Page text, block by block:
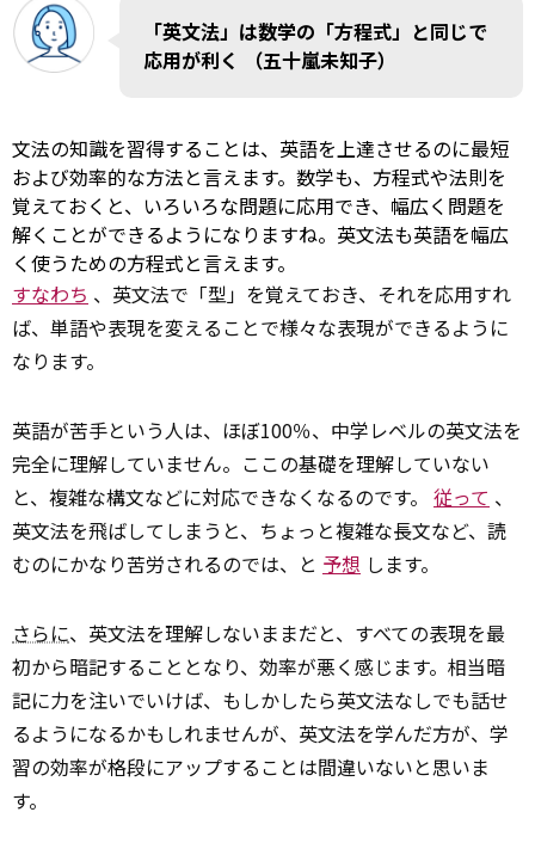
「英文法」は数学の「方程式」と同じで
応用が利く （五十嵐未知子）
文法の知識を習得することは、英語を上達させるのに最短
および効率的な方法と言えます。数学も、方程式や法則を
覚えておくと、いろいろな問題に応用でき、幅広く問題を
解くことができるようになりますね。英文法も英語を幅広
く使うための方程式と言えます。
すなわち 、英文法で「型」を覚えておき、それを応用すれ
ば、単語や表現を変えることで様々な表現ができるように
なります。
英語が苦手という人は、ほぼ100％、中学レベルの英文法を
完全に理解していません。ここの基礎を理解していない
と、複雑な構文などに対応できなくなるのです。 従って 、
英文法を飛ばしてしまうと、ちょっと複雑な長文など、読
むのにかなり苦労されるのでは、と 予想 します。
さらに、英文法を理解しないままだと、すべての表現を最
初から暗記することとなり、効率が悪く感じます。相当暗
記に力を注いでいけば、もしかしたら英文法なしでも話せ
るようになるかもしれませんが、英文法を学んだ方が、学
習の効率が格段にアップすることは間違いないと思いま
す。